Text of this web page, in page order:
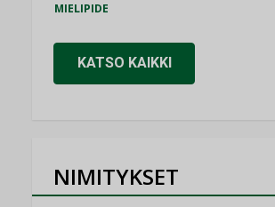
MIELIPIDE
KATSO KAIKKI
NIMITYKSET